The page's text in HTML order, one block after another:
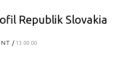
Republik Slovakia
13.00.00